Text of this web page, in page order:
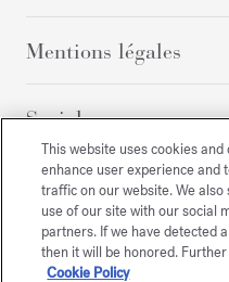
Mentions légales
Social
Tous
This website uses cookies
enhance user experience and
traffic on our website. We
use of our site with our social
partners. If we have detected
then it will be honored.
Cookie Policy